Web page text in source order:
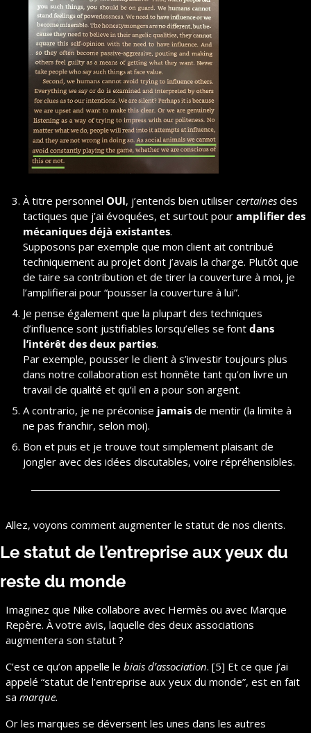
À titre personnel OUI, j’entends bien utiliser certaines des
tactiques que j’ai évoquées, et surtout pour amplifier des
mécaniques déjà existantes.
Supposons par exemple que mon client ait contribué
techniquement au projet dont j’avais la charge. Plutôt que
de taire sa contribution et de tirer la couverture à moi, je
l’amplifierai pour “pousser la couverture à lui”.
Je pense également que la plupart des techniques
d’influence sont justifiables lorsqu’elles se font dans
l’intérêt des deux parties.
Par exemple, pousser le client à s’investir toujours plus
dans notre collaboration est honnête tant qu’on livre un
travail de qualité et qu’il en a pour son argent.
A contrario, je ne préconise jamais de mentir (la limite à
ne pas franchir, selon moi).
Bon et puis et je trouve tout simplement plaisant de
jongler avec des idées discutables, voire répréhensibles.
Allez, voyons comment augmenter le statut de nos clients.
Le statut de l’entreprise aux yeux du
reste du monde
Imaginez que Nike collabore avec Hermès ou avec Marque
Repère. À votre avis, laquelle des deux associations
augmentera son statut ?
C’est ce qu’on appelle le biais d’association. [5] Et ce que j’ai
appelé “statut de l’entreprise aux yeux du monde”, est en fait
sa marque.
Or les marques se déversent les unes dans les autres